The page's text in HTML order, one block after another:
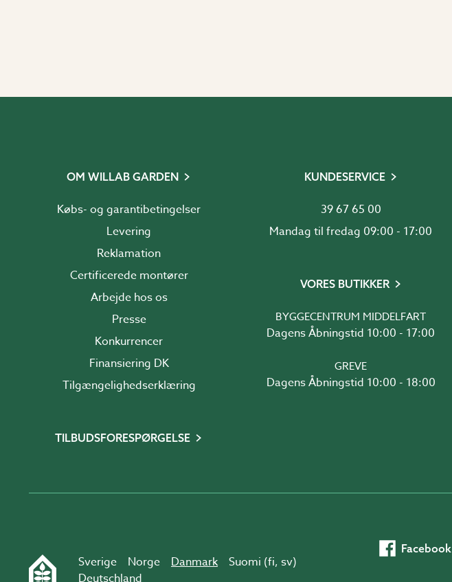
OM WILLAB GARDEN
Købs- og garantibetingelser
Levering
Reklamation
Certificerede montører
Arbejde hos os
Presse
Konkurrencer
Finansiering DK
Tilgængelighedserklæring
TILBUDSFORESPØRGELSE
KUNDESERVICE
39 67 65 00
Mandag til fredag 09:00 - 17:00
VORES BUTIKKER
BYGGECENTRUM MIDDELFART
Dagens Åbningstid 10:00 - 17:00
GREVE
Dagens Åbningstid 10:00 - 18:00
Facebook
Sverige Norge Danmark Suomi (fi, sv)
Deutschland